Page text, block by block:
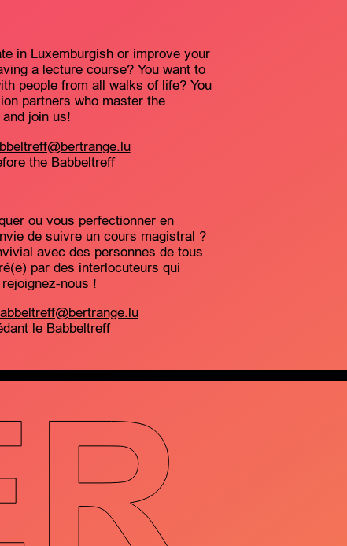
in Luxemburgish or improve your
a lecture course? You want to
people from all walks of life? You
partners who master the
join us!
the Babbeltreff
ou vous perfectionner en
de suivre un cours magistral ?
avec des personnes de tous
par des interlocuteurs qui
nous !
le Babbeltreff